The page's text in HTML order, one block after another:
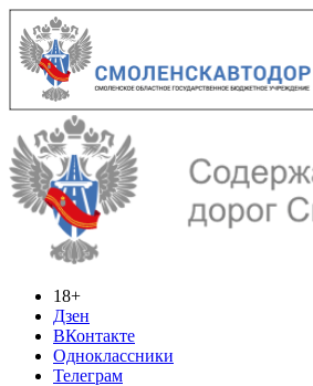
18+
Дзен
ВКонтакте
Одноклассники
Телеграм